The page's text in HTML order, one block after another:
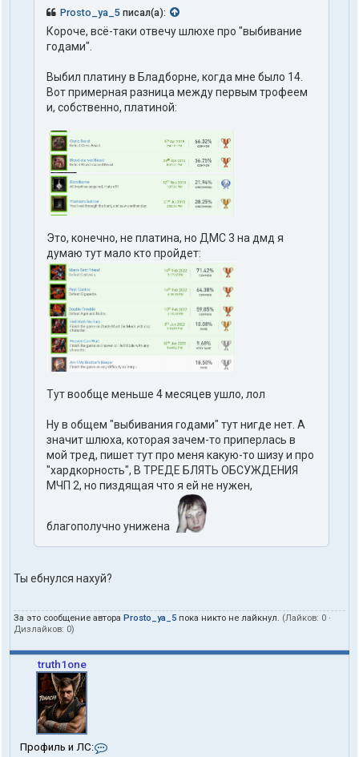
Prosto_ya_5 писал(а):
Короче, всё-таки отвечу шлюхе про "выбивание
годами".
Выбил платину в Бладборне, когда мне было 14.
Вот примерная разница между первым трофеем
и, собственно, платиной:
Это, конечно, не платина, но ДМС 3 на дмд я
думаю тут мало кто пройдет:
Тут вообще меньше 4 месяцев ушло, лол
Ну в общем "выбивания годами" тут нигде нет. А
значит шлюха, которая зачем-то приперлась в
мой тред, пишет тут про меня какую-то шизу и про
"хардкорность", В ТРЕДЕ БЛЯТЬ ОБСУЖДЕНИЯ
МЧП 2, но пиздящая что я ей не нужен,
благополучно унижена
Ты ебнулся нахуй?
За это сообщение автора Prosto_ya_5 пока никто не лайкнул. (Лайков: 0 ·
Дизлайков: 0)
truth1one
Профиль и ЛС: